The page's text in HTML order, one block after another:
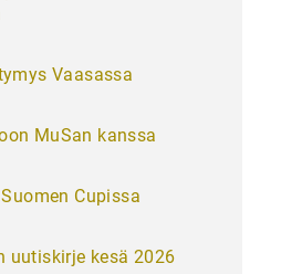
Vaasassa
MuSan kanssa
Cupissa
uutiskirje kesä 2026